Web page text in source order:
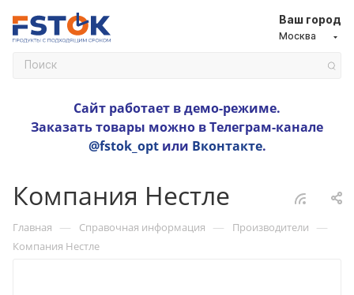
Ваш город
Москва
Сайт работает в демо-режиме.
Заказать товары можно в Телеграм-канале
@fstok_optили Вконтакте.
Компания Нестле
Главная — Справочная информация — Производители —
Компания Нестле